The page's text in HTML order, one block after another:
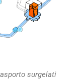
surgelati